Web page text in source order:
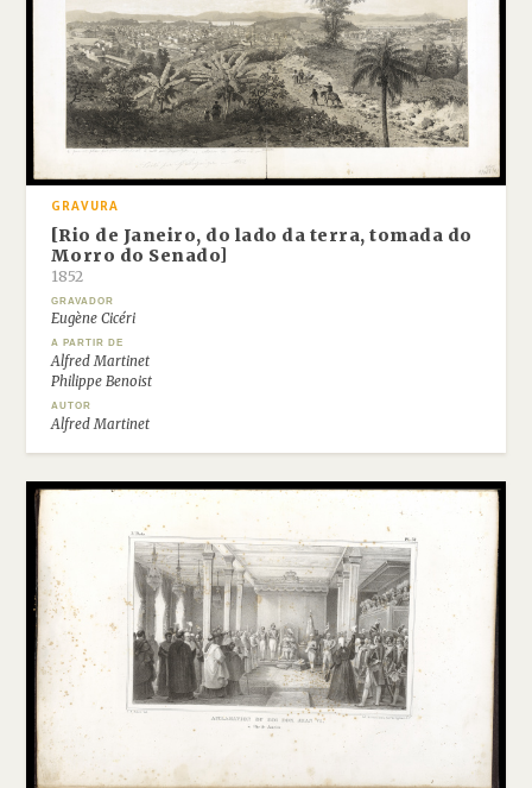
GRAVURA
[Rio de Janeiro, do lado da terra, tomada do
Morro do Senado]
1852
GRAVADOR
Eugène Cicéri
A PARTIR DE
Alfred Martinet
Philippe Benoist
AUTOR
Alfred Martinet